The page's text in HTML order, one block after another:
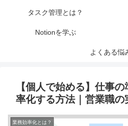
タスク管理とは？
Notionを学ぶ
よくある悩
【個人で始める】仕事
率化する方法｜営業職の
業務効率化とは？